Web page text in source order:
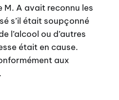
M. A avait reconnu les
s’il était soupçonné
l’alcool ou d’autres
était en cause.
aux